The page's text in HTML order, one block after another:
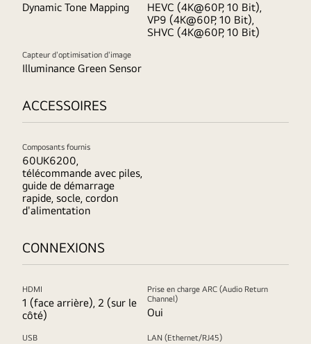
Dynamic Tone Mapping
HEVC (4K@60P, 10 Bit),
VP9 (4K@60P, 10 Bit),
SHVC (4K@60P, 10 Bit)
Capteur d'optimisation d'image
Illuminance Green Sensor
ACCESSOIRES
Composants fournis
60UK6200,
télécommande avec piles,
guide de démarrage
rapide, socle, cordon
d'alimentation
CONNEXIONS
HDMI
1 (face arrière), 2 (sur le
côté)
Prise en charge ARC (Audio Return
Channel)
Oui
USB LAN (Ethernet/RJ45)